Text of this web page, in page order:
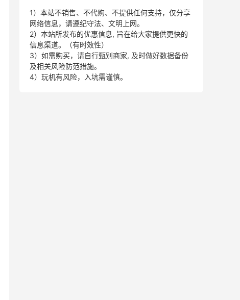
1）本站不销售、不代购、不提供任何支持，仅分享
网络信息，请遵纪守法、文明上网。
2）本站所发布的优惠信息, 旨在给大家提供更快的
信息渠道。（有时效性）
3）如需购买，请自行甄别商家, 及时做好数据备份
及相关风险防范措施。
4）玩机有风险，入坑需谨慎。